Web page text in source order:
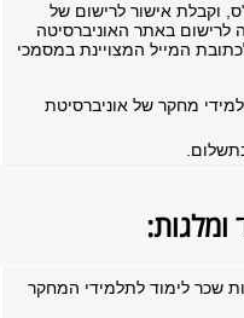
וקבלת אישור לרישום של
באתר האוניברסיטה
המייל המצויינת במסמכי
מחקר של אוניברסיטת
ומלגות:
שכר לימוד לתלמידי המחקר